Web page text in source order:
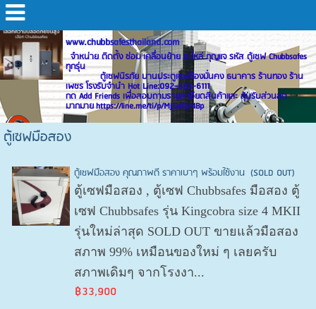
www.chubbsafesthailand.com
จำหน่าย ติดตั้ง ซ่อม เคลื่อนย้าย อะไหล่ กุญแจ รหัส ตู้เซฟ Chubbsafes
ทุกรุ่น
ตู้เซฟนิรภัย บานประตูเซฟห้องมั่นคง ธนาคาร ร้านทอง ร้าน
เพชร โรงรับจำนำ Hot Line:092-583-6111
กด Add Friends เพื่อสอบถามรายละเอียดสินค้าและ ลุ้นรับส่วนลด
มากมาย https://line.me/ti/p/MjSxKkr4Bp
ตู้เซฟมือสอง
ตู้เซฟมือสอง คุณภาพดี ราคาเบาๆ พร้อมใช้งาน (SOLD OUT)
ตู้เซฟมือสอง , ตู้เซฟ Chubbsafes มือสอง ตู้
เซฟ Chubbsafes รุ่น Kingcobra size 4 MKII
รุ่นใหม่ล่าสุด SOLD OUT ขายแล้วมือสอง
สภาพ 99% เหมือนของใหม่ ๆ เลยครับ
สภาพเดิมๆ จากโรงงา...
฿33,900